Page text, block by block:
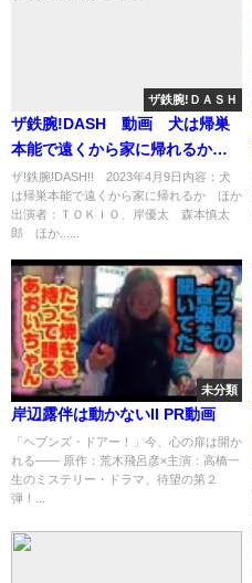
ザ鉄腕!ＤＡＳＨ
ザ鉄腕!DASH 動画 犬は帰巣
本能で遠くから家に帰れるか 4
月9日
ザ!鉄腕!DASH!! 2023年4月9日内容：犬
は帰巣本能で遠くから家に帰れるか ほか
出演者：ＴＯＫＩＯ、岸優太 森本慎太
郎 ほか......
未分類
岸辺露伴は動かないII PR動画
「ヘブンズ・ドアー！」今、心の扉は開か
れる―― 原作：荒木飛呂彦×主演：高橋一
生のミステリー・ドラマ、待望の第２
弾！...